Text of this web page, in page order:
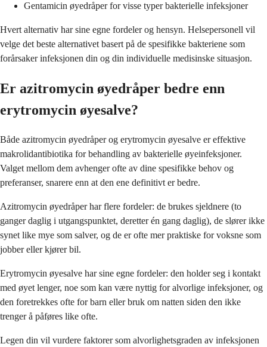
Gentamicin øyedråper for visse typer bakterielle infeksjoner
Hvert alternativ har sine egne fordeler og hensyn. Helsepersonell vil
velge det beste alternativet basert på de spesifikke bakteriene som
forårsaker infeksjonen din og din individuelle medisinske situasjon.
Er azitromycin øyedråper bedre enn
erytromycin øyesalve?
Både azitromycin øyedråper og erytromycin øyesalve er effektive
makrolidantibiotika for behandling av bakterielle øyeinfeksjoner.
Valget mellom dem avhenger ofte av dine spesifikke behov og
preferanser, snarere enn at den ene definitivt er bedre.
Azitromycin øyedråper har flere fordeler: de brukes sjeldnere (to
ganger daglig i utgangspunktet, deretter én gang daglig), de slører ikke
synet like mye som salver, og de er ofte mer praktiske for voksne som
jobber eller kjører bil.
Erytromycin øyesalve har sine egne fordeler: den holder seg i kontakt
med øyet lenger, noe som kan være nyttig for alvorlige infeksjoner, og
den foretrekkes ofte for barn eller bruk om natten siden den ikke
trenger å påføres like ofte.
Legen din vil vurdere faktorer som alvorlighetsgraden av infeksjonen